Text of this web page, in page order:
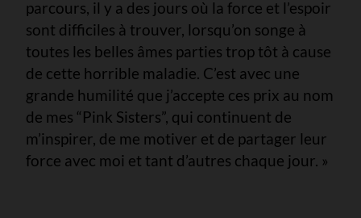
parcours, il y a des jours où la force et l’espoir
sont difficiles à trouver, lorsqu’on songe à
toutes les belles âmes parties trop tôt à cause
de cette horrible maladie. C’est avec une
grande humilité que j’accepte ces prix au nom
de mes “Pink Sisters”, qui continuent de
m’inspirer, de me motiver et de partager leur
force avec moi et tant d’autres chaque jour. »